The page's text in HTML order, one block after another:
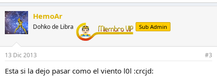
a
c
c
i
o
n
e
s
HemoAr
Dohko de Libra Sub Admin
13 Dic 2013 #3
Esta si la dejo pasar como el viento l0l :crcjd: